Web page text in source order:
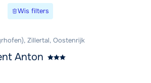
Wis filters
Zillertal, Oostenrijk
Anton